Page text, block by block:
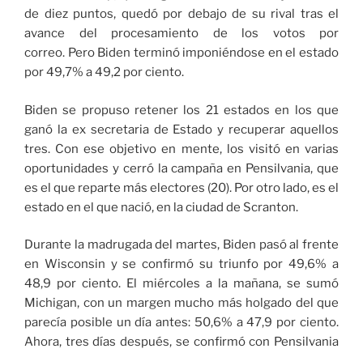
de diez puntos, quedó por debajo de su rival tras el
avance del procesamiento de los votos por
correo. Pero Biden terminó imponiéndose en el estado
por 49,7% a 49,2 por ciento.
Biden se propuso retener los 21 estados en los que
ganó la ex secretaria de Estado y recuperar aquellos
tres. Con ese objetivo en mente, los visitó en varias
oportunidades y cerró la campaña en Pensilvania, que
es el que reparte más electores (20). Por otro lado, es el
estado en el que nació, en la ciudad de Scranton.
Durante la madrugada del martes, Biden pasó al frente
en Wisconsin y se confirmó su triunfo por 49,6% a
48,9 por ciento. El miércoles a la mañana, se sumó
Michigan, con un margen mucho más holgado del que
parecía posible un día antes: 50,6% a 47,9 por ciento.
Ahora, tres días después, se confirmó con Pensilvania